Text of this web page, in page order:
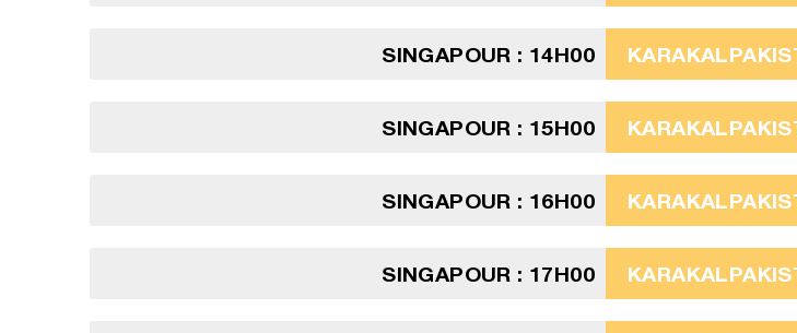
SINGAPOUR : 14H00
SINGAPOUR : 15H00
SINGAPOUR : 16H00
SINGAPOUR : 17H00